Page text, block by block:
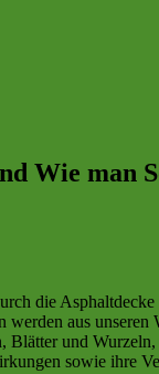
Wie man
die
aus
und
sowie